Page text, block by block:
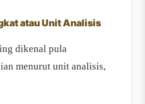
atau Unit Analisis
dikenal pula
menurut unit analisis,